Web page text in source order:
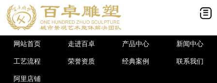
网站首页 走进百卓 产品中心 新闻中心
工艺流程 荣誉资质 经典案例 联系我们
阿里店铺